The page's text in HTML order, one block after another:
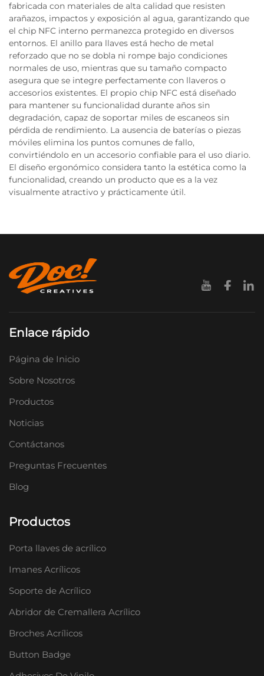
fabricada con materiales de alta calidad que resisten
arañazos, impactos y exposición al agua, garantizando que
el chip NFC interno permanezca protegido en diversos
entornos. El anillo para llaves está hecho de metal
reforzado que no se dobla ni rompe bajo condiciones
normales de uso, mientras que su tamaño compacto
asegura que se integre perfectamente con llaveros o
accesorios existentes. El propio chip NFC está diseñado
para mantener su funcionalidad durante años sin
degradación, capaz de soportar miles de escaneos sin
pérdida de rendimiento. La ausencia de baterías o piezas
móviles elimina los puntos comunes de fallo,
convirtiéndolo en un accesorio confiable para el uso diario.
El diseño ergonómico considera tanto la estética como la
funcionalidad, creando un producto que es a la vez
visualmente atractivo y prácticamente útil.
Enlace rápido
Página de Inicio
Sobre Nosotros
Productos
Noticias
Contáctanos
Preguntas Frecuentes
Blog
Productos
Porta llaves de acrílico
Imanes Acrílicos
Soporte de Acrílico
Abridor de Cremallera Acrílico
Broches Acrílicos
Button Badge